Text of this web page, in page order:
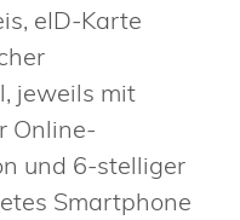
eID-Karte
jeweils mit
Online-
und 6-stelliger
Smartphone